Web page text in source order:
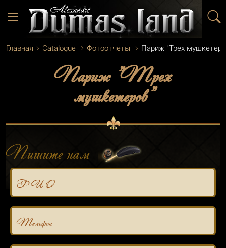
Главная Catalogue Фотоотчеты Париж "Трех
Париж "Трех
мушкетеров"
Пишите нам
Ф И О
Телефон